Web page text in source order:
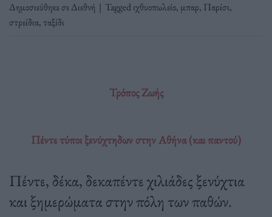
Δημοσιεύθηκε σεΔιεθνή | Taggedιχθυοπωλείο, μπαρ, Παρίσι,
στρείδια,ταξίδι
Τρόπος Ζωής
Πέντε τύποι ξενύχτηδων στην Αθήνα (και παντού)
Πέντε, δέκα, δεκαπέντε χιλιάδες ξενύχτια
και ξημερώματα στην πόλη των παθών.